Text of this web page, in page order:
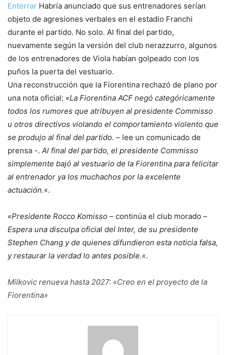
Enterrar Habría anunciado que sus entrenadores serían
objeto de agresiones verbales en el estadio Franchi
durante el partido. No solo. Al final del partido,
nuevamente según la versión del club nerazzurro, algunos
de los entrenadores de Viola habían golpeado con los
puños la puerta del vestuario.
Una reconstrucción que la Fiorentina rechazó de plano por
una nota oficial: «La Fiorentina ACF negó categóricamente
todos los rumores que atribuyen al presidente Commisso
u otros directivos violando el comportamiento violento que
se produjo al final del partido. – lee un comunicado de
prensa -. Al final del partido, el presidente Commisso
simplemente bajó al vestuario de la Fiorentina para felicitar
al entrenador ya los muchachos por la excelente
actuación.«.
«Presidente Rocco Komisso – continúa el club morado –
Espera una disculpa oficial del Inter, de su presidente
Stephen Chang y de quienes difundieron esta noticia falsa,
y restaurar la verdad lo antes posible.«.
Milkovic renueva hasta 2027: «Creo en el proyecto de la
Fiorentina»